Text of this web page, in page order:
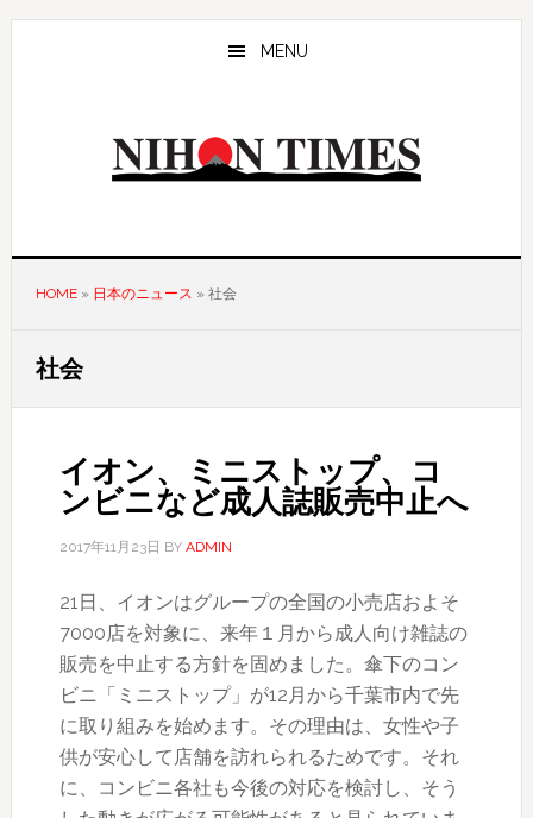
Skip
Skip
MENU
HOME» 日本のニュース » 社会
社会
イオン、ミニストップ、コ
ンビニなど成人誌販売中止へ
2017年11月23日 BY ADMIN
21日、イオンはグループの全国の小売店およそ
7000店を対象に、来年１月から成人向け雑誌の
販売を中止する方針を固めました。傘下のコン
ビニ「ミニストップ」が12月から千葉市内で先
に取り組みを始めます。その理由は、女性や子
供が安心して店舗を訪れられるためです。それ
に、コンビニ各社も今後の対応を検討し、そう